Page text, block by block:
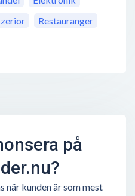
Restauranger
på
när kunden är som mest